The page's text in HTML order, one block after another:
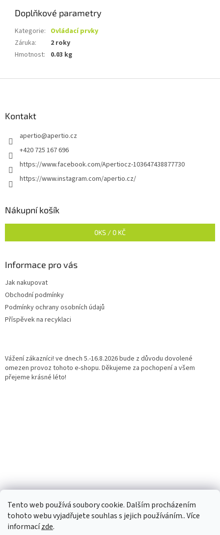
Tento web používá soubory cookie. Dalším procházením
tohoto webu vyjadřujete souhlas s jejich používáním.. Více
informacízde.
Doplňkové parametry
Kategorie: Ovládací prvky
Záruka:
2 roky
Hmotnost: 0.03 kg
Kontakt
apertio@apertio.cz
+420 725 167 696
https://www.facebook.com/Apertiocz-103647438877730
https://www.instagram.com/apertio.cz/
Nákupní košík
0KS / 0 KČ
Informace pro vás
Jak nakupovat
Obchodní podmínky
Podmínky ochrany osobních údajů
Příspěvek na recyklaci
Vážení zákazníci! ve dnech 5.-16.8.2026 bude z důvodu dovolené
omezen provoz tohoto e-shopu. Děkujeme za pochopení a všem
přejeme krásné léto!